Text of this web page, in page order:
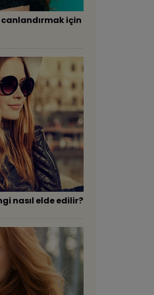
canlandırmak için
nasıl elde edilir?